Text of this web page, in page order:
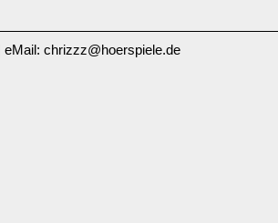
| eMail: chrizzz@hoerspiele.de